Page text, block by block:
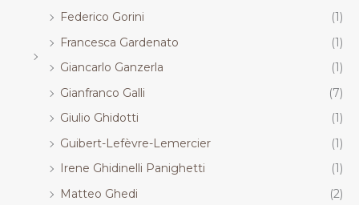
Federico Gorini
(1)
Francesca Gardenato
(1)
Giancarlo Ganzerla
(1)
Gianfranco Galli
(7)
Giulio Ghidotti
(1)
Guibert-Lefèvre-Lemercier
(1)
Irene Ghidinelli Panighetti
(1)
Matteo Ghedi
(2)